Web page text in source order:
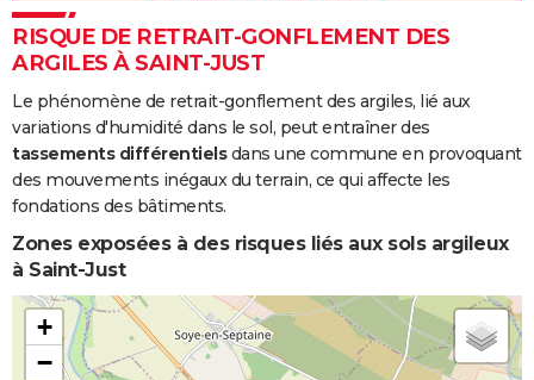
RISQUE DE RETRAIT-GONFLEMENT DES
ARGILES À SAINT-JUST
Le phénomène de retrait-gonflement des argiles, lié aux
variations d'humidité dans le sol, peut entraîner des
tassements différentielsdans une commune en provoquant
des mouvements inégaux du terrain, ce qui affecte les
fondations des bâtiments.
Zones exposées à des risques liés aux sols argileux
à Saint-Just
+
−